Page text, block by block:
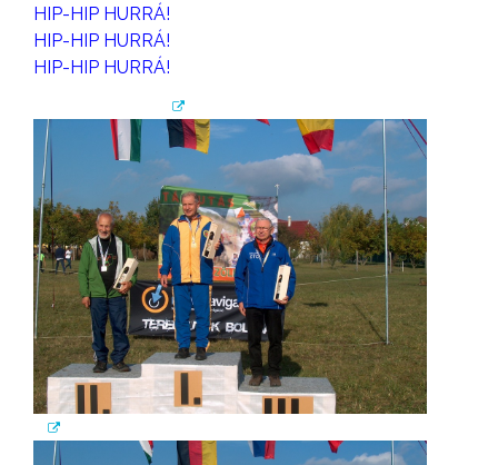
HIP-HIP HURRÁ!
HIP-HIP HURRÁ!
HIP-HIP HURRÁ!